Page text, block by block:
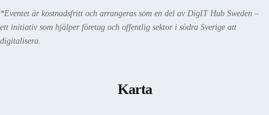
*Eventet är kostnadsfritt och arrangeras som en del av DigIT Hub Sweden –
ett initiativ som hjälper företag och offentlig sektor i södra Sverige att
digitalisera.
Karta